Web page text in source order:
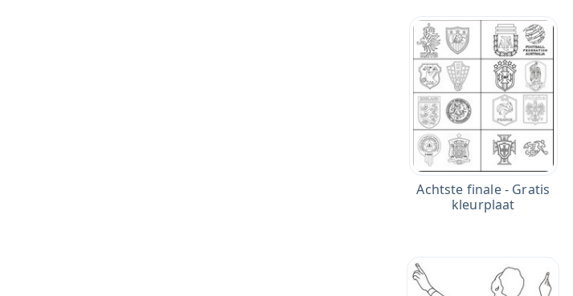
Achtste finale - Gratis
kleurplaat